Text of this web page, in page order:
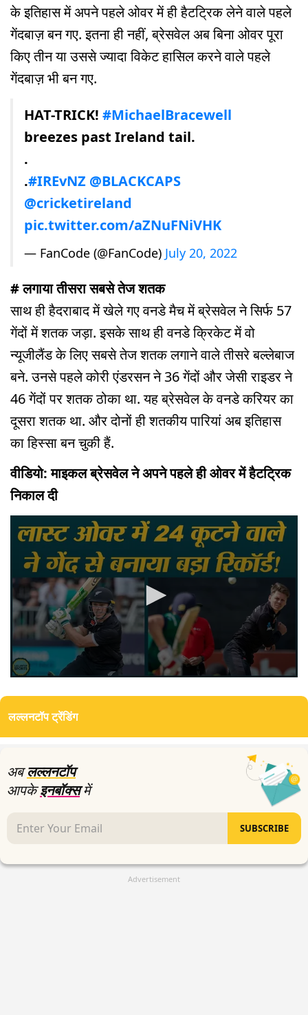
के इतिहास में अपने पहले ओवर में ही हैटट्रिक लेने वाले पहले
गेंदबाज़ बन गए. इतना ही नहीं, ब्रेसवेल अब बिना ओवर पूरा
किए तीन या उससे ज्यादा विकेट हासिल करने वाले पहले
गेंदबाज़ भी बन गए.
HAT-TRICK! #MichaelBracewell
breezes past Ireland tail.
.
.#IREvNZ @BLACKCAPS
@cricketireland
pic.twitter.com/aZNuFNiVHK
— FanCode (@FanCode) July 20, 2022
# लगाया तीसरा सबसे तेज शतक
साथ ही हैदराबाद में खेले गए वनडे मैच में ब्रेसवेल ने सिर्फ 57
गेंदों में शतक जड़ा. इसके साथ ही वनडे क्रिकेट में वो
न्यूजीलैंड के लिए सबसे तेज शतक लगाने वाले तीसरे बल्लेबाज
बने. उनसे पहले कोरी एंडरसन ने 36 गेंदों और जेसी राइडर ने
46 गेंदों पर शतक ठोका था. यह ब्रेसवेल के वनडे करियर का
दूसरा शतक था. और दोनों ही शतकीय पारियां अब इतिहास
का हिस्सा बन चुकी हैं.
वीडियो: माइकल ब्रेसवेल ने अपने पहले ही ओवर में हैटट्रिक
निकाल दी
2
33
लल्लनटॉप ट्रेंडिंग
अबलल्लनटॉप
आपकेइनबॉक्समें
SUBSCRIBE
Advertisement